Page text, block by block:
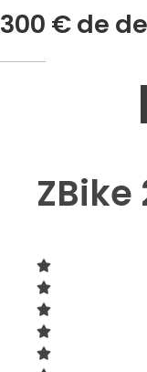
300 € de
ZBike